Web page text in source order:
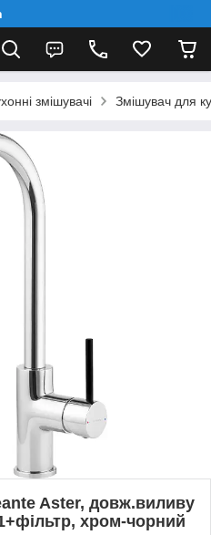
змішувачі Змішувач для
Aster, довж.виливу
хром-чорний